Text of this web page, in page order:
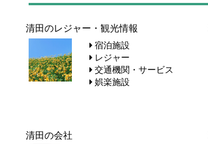
清田のレジャー・観光情報
宿泊施設
レジャー
交通機関・サービス
娯楽施設
清田の会社